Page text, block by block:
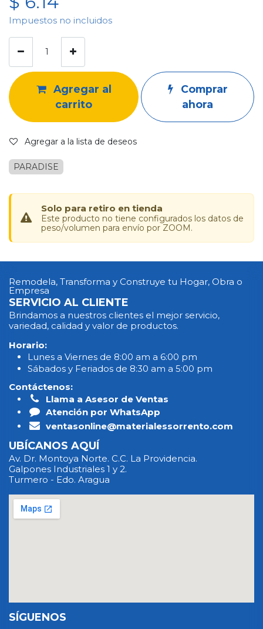
Impuestos no incluidos
Agregar al
carrito
Comprar
ahora
Agregar a la lista de deseos
PARADISE
Solo para retiro en tienda
Este producto no tiene configurados los datos de
peso/volumen para envío por ZOOM.
Remodela, Transforma y Construye tu Hogar, Obra o
Empresa
SERVICIO AL CLIENTE
Brindamos a nuestros clientes el mejor servicio,
variedad, calidad y valor de productos.
Horario:
Lunes a Viernes de 8:00 am a 6:00 pm
Sábados y Feriados de 8:30 am a 5:00 pm
Contáctenos:
Llama a Asesor de Ventas
Atención por WhatsApp
ventasonline@materialessorrento.com
UBÍCANOS AQUÍ
Av. Dr. Montoya Norte. C.C. La Providencia.
Galpones Industriales 1 y 2.
Turmero - Edo. Aragua
SÍGUENOS